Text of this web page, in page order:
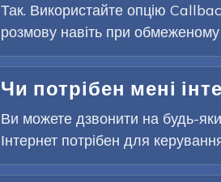
Так. Використайте опцію
розмову навіть при обмеженому
Чи потрібен мені
Ви можете дзвонити на будь-
Інтернет потрібен для